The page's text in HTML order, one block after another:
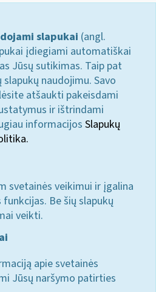
slapukai (angl.
įdiegiami automatiškai
Jūsų sutikimas. Taip pat
naudojimu. Savo
atšaukti pakeisdami
ir ištrindami
informacijos Slapukų
svetainės veikimui ir įgalina
Be šių slapukų
veikti.
apie svetainės
Jūsų naršymo patirties